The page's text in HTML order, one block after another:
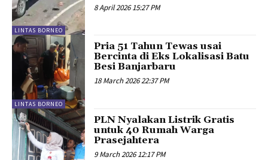
LINTAS BORNEO
8 April 2026 15:27 PM
LINTAS BORNEO
Pria 51 Tahun Tewas usai
Bercinta di Eks Lokalisasi Batu
Besi Banjarbaru
18 March 2026 22:37 PM
PLN Nyalakan Listrik Gratis
untuk 40 Rumah Warga
Prasejahtera
9 March 2026 12:17 PM